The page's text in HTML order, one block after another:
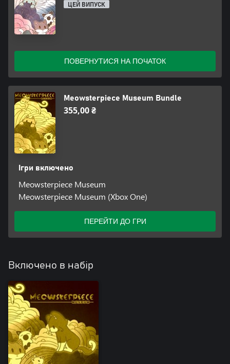
ЦЕЙ ВИПУСК
ПОВЕРНУТИСЯ НА ПОЧАТОК
Meowsterpiece Museum Bundle
355,00 ₴
Ігри включено
Meowsterpiece Museum
Meowsterpiece Museum (Xbox One)
ПЕРЕЙТИ ДО ГРИ
Включено в набір